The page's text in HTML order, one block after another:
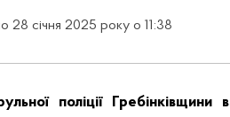
28 січня 2025 року о 11:38
поліції Гребінківщини